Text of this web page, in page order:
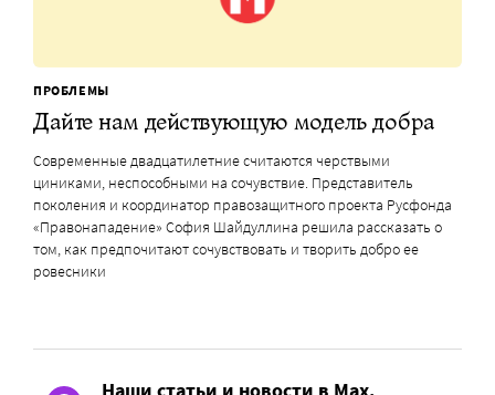
ПРОБЛЕМЫ
Дайте нам действующую модель добра
Современные двадцатилетние считаются черствыми
циниками, неспособными на сочувствие. Представитель
поколения и координатор правозащитного проекта Русфонда
«Правонападение» София Шайдуллина решила рассказать о
том, как предпочитают сочувствовать и творить добро ее
ровесники